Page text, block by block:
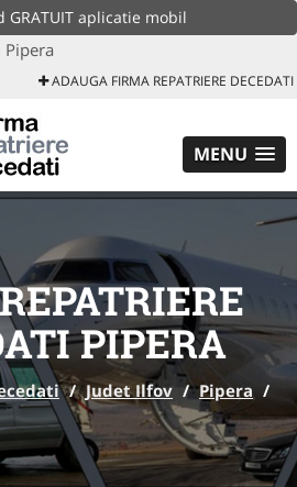
aplicatie mobil
Pipera
ADAUGA FIRMA REPATRIERE DECEDATI
MENU
PIPERA
/ Judet Ilfov / Pipera /